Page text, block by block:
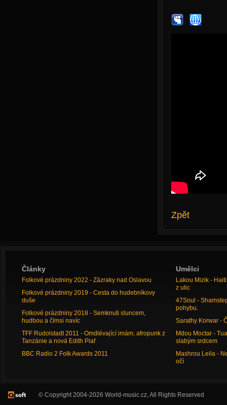
Zpět
Články
Folkové prázdniny 2022 - Zázraky nad Oslavou
Folkové prázdniny 2019 - Cesta do hudebníkovy
duše
Folkové prázdniny 2018 - Semknuti sluncem,
hudbou a čímsi navíc
TFF Rudolstadt 2011 - Omdlévající imám, afropunk z
Tanzánie a nová Edith Piaf
BBC Radio 2 Folk Awards 2011
Umělci
Lakou Mizik -
z ulic
47Soul -
pohybu.
Sarathy Korwar -
Mdou Moctar -
slabým srdcem
Mashrou Leila -
očí
© Copyright 2004-2026 World-music.cz, All Rights Reserved